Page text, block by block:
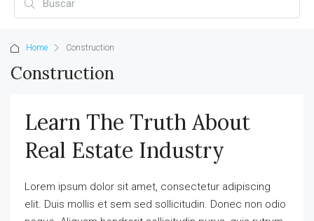
Home Construction
Construction
Learn The Truth About
Real Estate Industry
Lorem ipsum dolor sit amet, consectetur adipiscing
elit. Duis mollis et sem sed sollicitudin. Donec non odio